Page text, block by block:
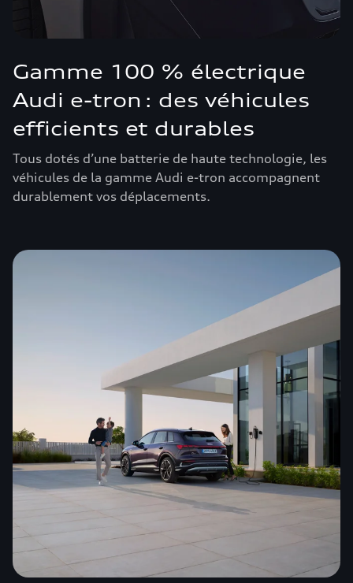
Gamme 100 % électrique
Audi e-tron : des véhicules
efficients et durables
Tous dotés d’une batterie de haute technologie, les
véhicules de la gamme Audi e-tron accompagnent
durablement vos déplacements.